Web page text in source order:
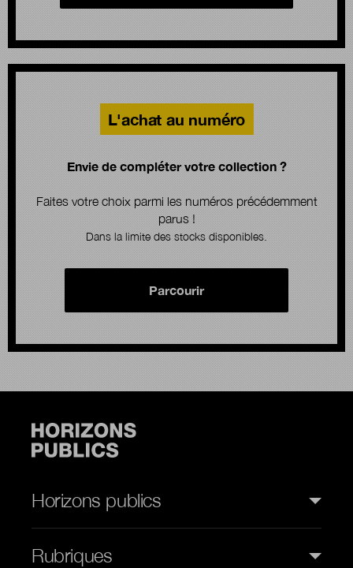
L'achat au numéro
Envie de compléter votre collection ?
Faites votre choix parmi les numéros précédemment
parus !
Dans la limite des stocks disponibles.
Parcourir
Horizons publics
Rubriques